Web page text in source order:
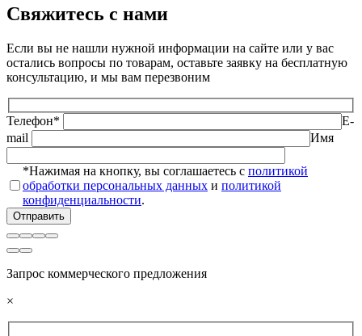
Свяжитесь с нами
Если вы не нашли нужной информации на сайте или у вас
остались вопросы по товарам, оставьте заявку на бесплатную
консультацию, и мы вам перезвоним
Телефон*
E-
mail
Имя
*Нажимая на кнопку, вы соглашаетесь с политикой
обработки персональных данных и политикой
конфиденциальности.
Запрос коммерческого предложения
×